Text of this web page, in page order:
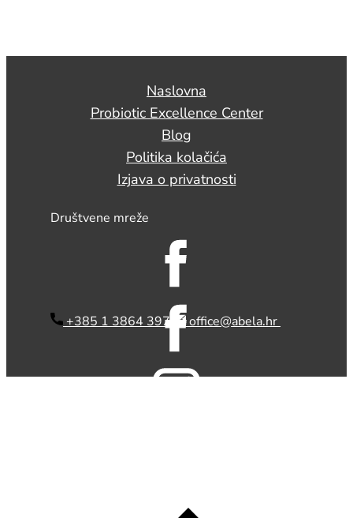
Naslovna
Probiotic Excellence Center
Blog
Politika kolačića
Izjava o privatnosti
Društvene mreže
​ +385 1 3864 397 office@abela.hr